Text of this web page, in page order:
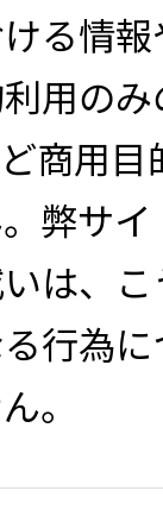
る情
用の
商用
弊サ
は、
行為
。